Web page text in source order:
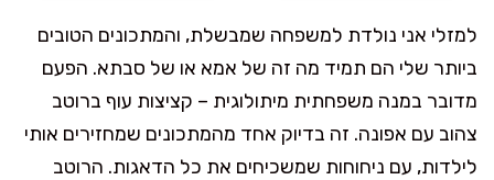
למזלי אני נולדת למשפחה שמבשלת, והמתכונים הטובים
ביותר שלי הם תמיד מה זה של אמא או של סבתא. הפעם
מדובר במנה משפחתית מיתולוגית – קציצות עוף ברוטב
צהוב עם אפונה. זה בדיוק אחד מהמתכונים שמחזירים אותי
לילדות, עם ניחוחות שמשכיחים את כל הדאגות. הרוטב